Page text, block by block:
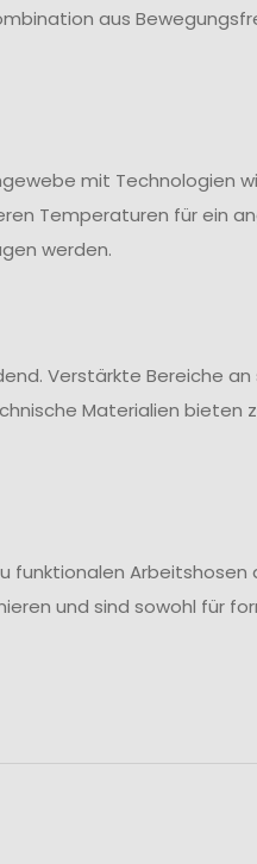
aus
mit Technologien
Temperaturen für ein
werden.
Verstärkte Bereiche
Materialien bieten
funktionalen Arbeitshosen
und sind sowohl für